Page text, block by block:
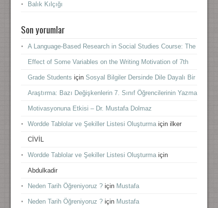
Balık Kılçığı
Son yorumlar
A Language-Based Research in Social Studies Course: The
Effect of Some Variables on the Writing Motivation of 7th
Grade Students için Sosyal Bilgiler Dersinde Dile Dayalı Bir
Araştırma: Bazı Değişkenlerin 7. Sınıf Öğrencilerinin Yazma
Motivasyonuna Etkisi – Dr. Mustafa Dolmaz
Wordde Tablolar ve Şekiller Listesi Oluşturmaiçin ilker
CİVİL
Wordde Tablolar ve Şekiller Listesi Oluşturmaiçin
Abdulkadir
Neden Tarih Öğreniyoruz ?için Mustafa
Neden Tarih Öğreniyoruz ?için Mustafa